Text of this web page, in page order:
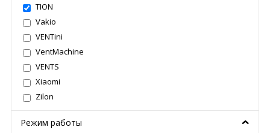
TION
Vakio
VENTini
VentMachine
VENTS
Xiaomi
Zilon
Режим работы